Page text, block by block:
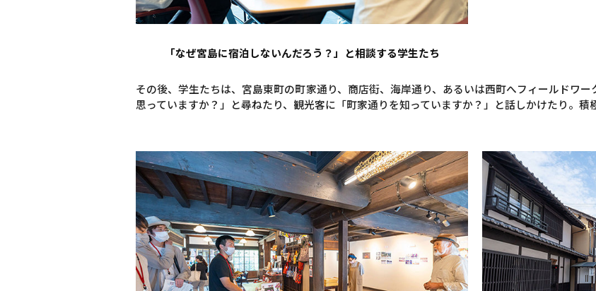
「なぜ宮島に宿泊しないんだろう？」と相談する学生たち
その後、学生たちは、宮島東町の町家通り、商店街、海岸通り、あるいは西町へフィールドワ
思っていますか？」と尋ねたり、観光客に「町家通りを知っていますか？」と話しかけたり。積